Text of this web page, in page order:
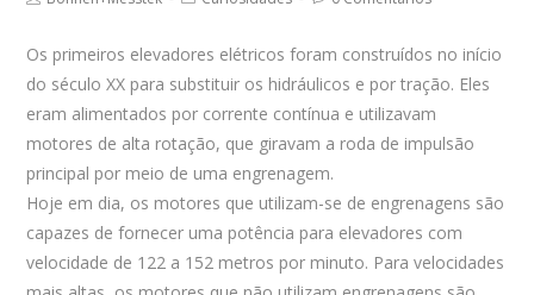
Os primeiros elevadores elétricos foram construídos no início
do século XX para substituir os hidráulicos e por tração. Eles
eram alimentados por corrente contínua e utilizavam
motores de alta rotação, que giravam a roda de impulsão
principal por meio de uma engrenagem.
Hoje em dia, os motores que utilizam-se de engrenagens são
capazes de fornecer uma potência para elevadores com
velocidade de 122 a 152 metros por minuto. Para velocidades